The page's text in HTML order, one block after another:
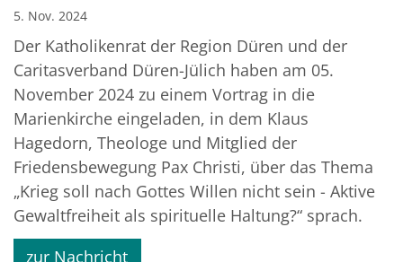
5. Nov. 2024
Der Katholikenrat der Region Düren und der
Caritasverband Düren-Jülich haben am 05.
November 2024 zu einem Vortrag in die
Marienkirche eingeladen, in dem Klaus
Hagedorn, Theologe und Mitglied der
Friedensbewegung Pax Christi, über das Thema
„Krieg soll nach Gottes Willen nicht sein - Aktive
Gewaltfreiheit als spirituelle Haltung?“ sprach.
zur Nachricht